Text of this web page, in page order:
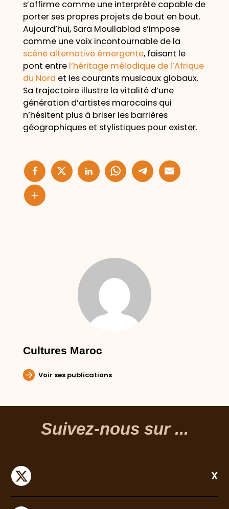
s’affirme comme une interprète capable de
porter ses propres projets de bout en bout.
Aujourd’hui, Sara Moullablad s’impose
comme une voix incontournable de la
scène alternative émergente, faisant le
pont entre l’héritage mélodique de l’Afrique
du Nord et les courants musicaux globaux.
Sa trajectoire illustre la vitalité d’une
génération d’artistes marocains qui
n’hésitent plus à briser les barrières
géographiques et stylistiques pour exister.
Cultures Maroc
Voir ses publications
Suivez-nous sur ...
X